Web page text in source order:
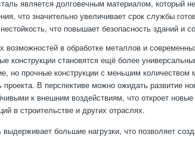
является долговечным материалом, который
что значительно увеличивает срок службы
что повышает безопасность зданий и
возможностей в обработке металлов и
конструкции становятся ещё более
но прочные конструкции с меньшим количеством
В перспективе можно ожидать развитие
к внешним воздействиям, что откроет
в строительстве и других отраслях.
выдерживает большие нагрузки, что позволяет